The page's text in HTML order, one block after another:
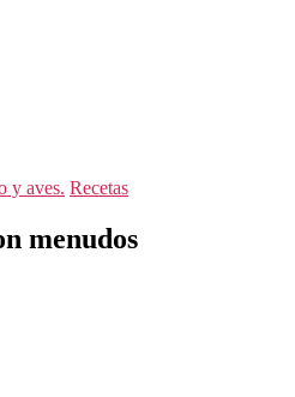
y aves. Recetas
menudos